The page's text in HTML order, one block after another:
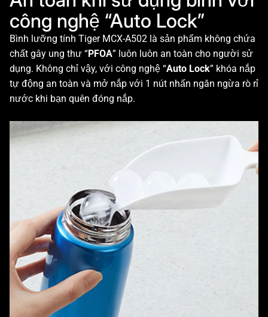
công nghệ “Auto Lock”
Bình lưỡng tính Tiger MCX-A502 là sản phẩm không chứa
chất gây ung thư “PFOA” luôn luôn an toàn cho người sử
dụng. Không chỉ vậy, với công nghệ “Auto Lock” khóa nắp
tự động an toàn và mở nắp với 1 nút nhấn ngăn ngừa rò rỉ
nước khi bạn quên đóng nắp.